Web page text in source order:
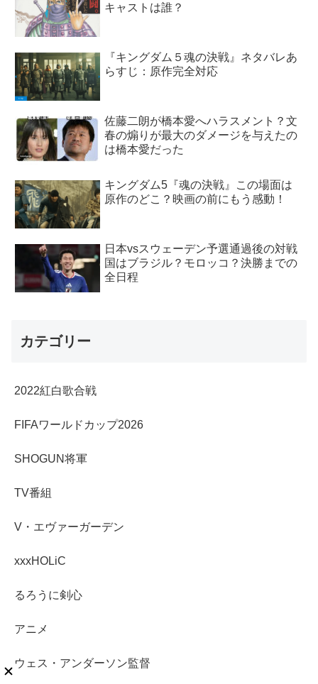
キャストは誰？
『キングダム５魂の決戦』ネタバレあ
らすじ：原作完全対応
佐藤二朗が橋本愛へハラスメント？文
春の煽りが最大のダメージを与えたの
は橋本愛だった
キングダム5『魂の決戦』この場面は
原作のどこ？映画の前にもう感動！
日本vsスウェーデン予選通過後の対戦
国はブラジル？モロッコ？決勝までの
全日程
カテゴリー
2022紅白歌合戦
FIFAワールドカップ2026
SHOGUN将軍
TV番組
V・エヴァーガーデン
xxxHOLiC
るろうに剣心
アニメ
ウェス・アンダーソン監督